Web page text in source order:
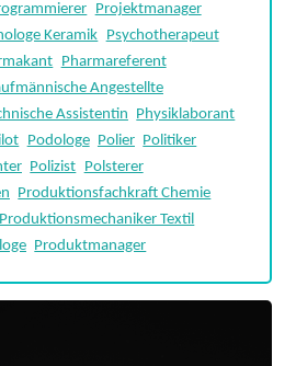
Projektmanager
Keramik Psychotherapeut
Pharmareferent
Angestellte
Assistentin Physiklaborant
Podologe Polier Politiker
Polizist Polsterer
Produktionsfachkraft Chemie
Produktionsmechaniker Textil
Produktmanager